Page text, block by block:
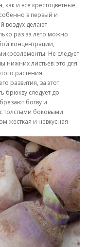
и все крестоцветные,
в первый и
воздух делают
раз за лето можно
концентрации,
Не следует
нижних листьев: это для
растения.
развития, за этот
брюкву следует до
ботву и
толстыми боковыми
жесткая и невкусная